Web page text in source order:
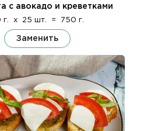
с авокадо и креветками
г. x 25 шт. = 750 г.
Заменить